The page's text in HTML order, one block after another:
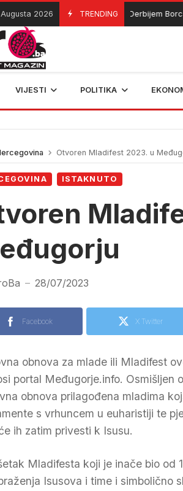
2026 TRENDING
09/08/2026 Derbijem Borca i
VIJESTI POLITIKA
Otvoren Mladifest 2023. u
ISTAKNUTO
— 28/07/2023
Facebook X Twitter
obnova za mlade ili Mladifest
portal Međugorje.info. Osmišljen
obnova prilagođena mladima
s vrhuncem u euharistiji te
ih zatim privesti k Isusu.
Mladifesta koji je inače bio od
Isusova i time i simbolično